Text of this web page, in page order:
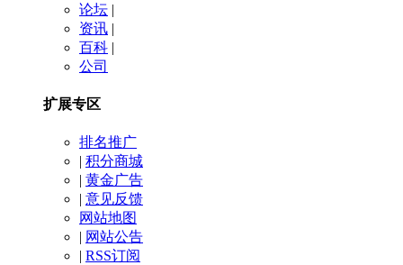
论坛 |
资讯 |
百科 |
公司
扩展专区
排名推广
| 积分商城
| 黄金广告
| 意见反馈
网站地图
| 网站公告
| RSS订阅